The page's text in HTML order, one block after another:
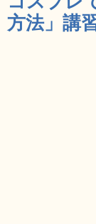
方法」講